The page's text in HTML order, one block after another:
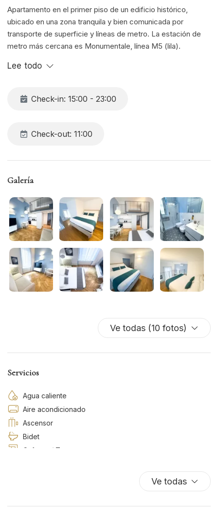
Apartamento en el primer piso de un edificio histórico,
ubicado en una zona tranquila y bien comunicada por
transporte de superficie y líneas de metro. La estación de
metro más cercana es Monumentale, línea M5 (lila).
altillo, un baño con ducha, una zona de estar con cocina
cama doble.
Lee todo
Check-in: 15:00 - 23:00
Check-out: 11:00
Galería
Ve todas (10 fotos)
Servicios
Agua caliente
Aire acondicionado
Ascensor
Bidet
Cafetera/ Tetera
Cunas
Ve todas